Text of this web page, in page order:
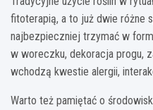
fitoterapią, a to już dwie różne
najbezpieczniej trzymać w
w woreczku, dekoracja progu,
wchodzą kwestie alergii,
Warto też pamiętać o